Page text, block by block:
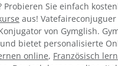
Probieren Sie einfach
aus!
von Gymglish.
bietet personalisierte
online, Französisch